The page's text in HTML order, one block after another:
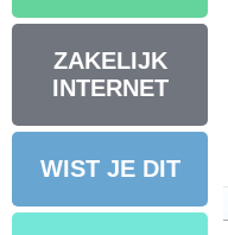
ZAKELIJK
INTERNET
WIST JE DIT